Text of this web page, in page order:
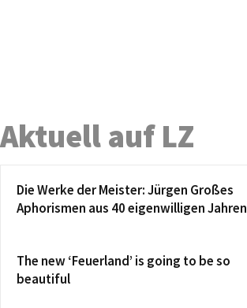
Aktuell auf LZ
Die Werke der Meister: Jürgen Großes
Aphorismen aus 40 eigenwilligen Jahren
The new ‘Feuerland’ is going to be so
beautiful